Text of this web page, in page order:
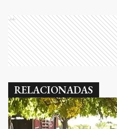
Ads
RELACIONADAS